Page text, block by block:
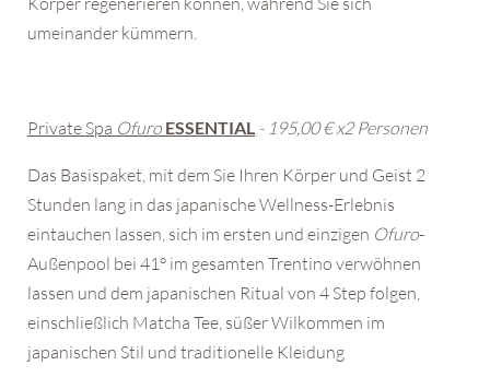
umeinander kümmern.
Private Spa Ofuro ESSENTIAL - 195,00 € x2 Personen
Das Basispaket, mit dem Sie Ihren Körper und Geist 2
Stunden lang in das japanische Wellness-Erlebnis
eintauchen lassen, sich im ersten und einzigen Ofuro-
Außenpool bei 41° im gesamten Trentino verwöhnen
lassen und dem japanischen Ritual von 4 Step folgen,
einschließlich Matcha Tee, süßer Wilkommen im
japanischen Stil und traditionelle Kleidung